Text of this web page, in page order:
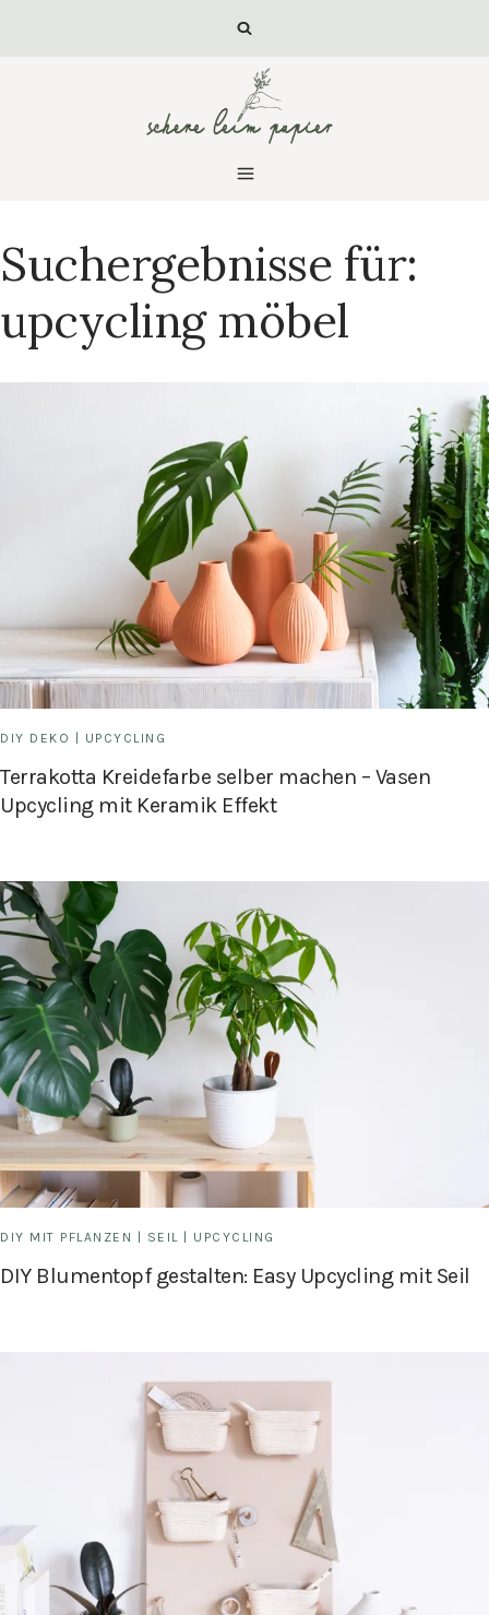
Suchergebnisse für:
upcycling möbel
DIY DEKO UPCYCLING
Terrakotta Kreidefarbe selber machen – Vasen
Upcycling mit Keramik Effekt
DIY MIT PFLANZEN | SEIL | UPCYCLING
DIY Blumentopf gestalten: Easy Upcycling mit Seil